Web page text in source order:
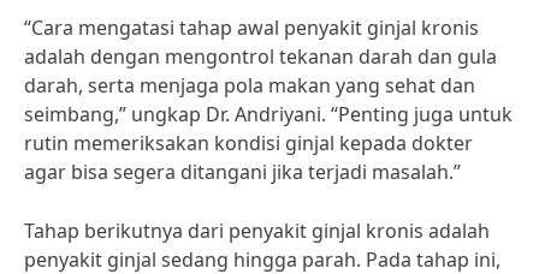
“Cara mengatasi tahap awal penyakit ginjal kronis
adalah dengan mengontrol tekanan darah dan gula
darah, serta menjaga pola makan yang sehat dan
seimbang,” ungkap Dr. Andriyani. “Penting juga untuk
rutin memeriksakan kondisi ginjal kepada dokter
agar bisa segera ditangani jika terjadi masalah.”
Tahap berikutnya dari penyakit ginjal kronis adalah
penyakit ginjal sedang hingga parah. Pada tahap ini,